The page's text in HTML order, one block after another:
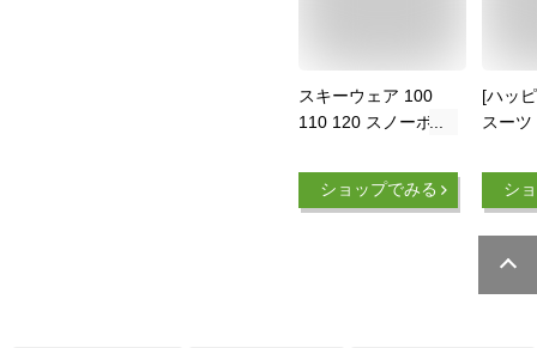
スキーウェア 100
110 120 スノーボー
つなぎ キッズ ジュ
ニア スノボ スノー
ショップでみる
[ハッ
スー
寒 つ
シ